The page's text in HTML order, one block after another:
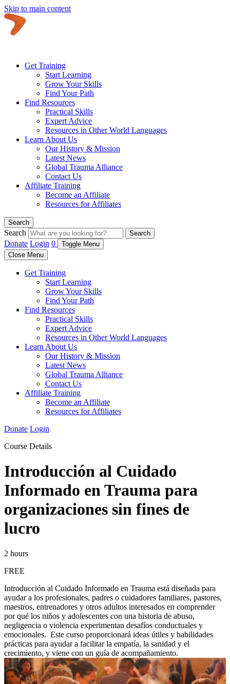
Skip to main content
Get Training
Start Learning
Grow Your Skills
Find Your Path
Find Resources
Practical Skills
Expert Advice
Resources in Other World Languages
Learn About Us
Our History & Mission
Latest News
Global Trauma Alliance
Contact Us
Affiliate Training
Become an Affiliate
Resources for Affiliates
Search
Search Search
Donate Login 0
Toggle Menu
Close Menu
Get Training
Start Learning
Grow Your Skills
Find Your Path
Find Resources
Practical Skills
Expert Advice
Resources in Other World Languages
Learn About Us
Our History & Mission
Latest News
Global Trauma Alliance
Contact Us
Affiliate Training
Become an Affiliate
Resources for Affiliates
Donate Login
Course Details
Introducción al Cuidado
Informado en Trauma para
organizaciones sin fines de
lucro
2 hours
FREE
Introducción al Cuidado Informado en Trauma está diseñada para
ayudar a los profesionales, padres o cuidadores familiares, pastores,
maestros, entrenadores y otros adultos interesados en comprender
por qué los niños y adolescentes con una historia de abuso,
negligencia o violencia experimentan desafíos conductuales y
emocionales. Este curso proporcionará ideas útiles y habilidades
prácticas para ayudar a facilitar la empatía, la sanidad y el
crecimiento, y viene con un guía de acompañamiento.